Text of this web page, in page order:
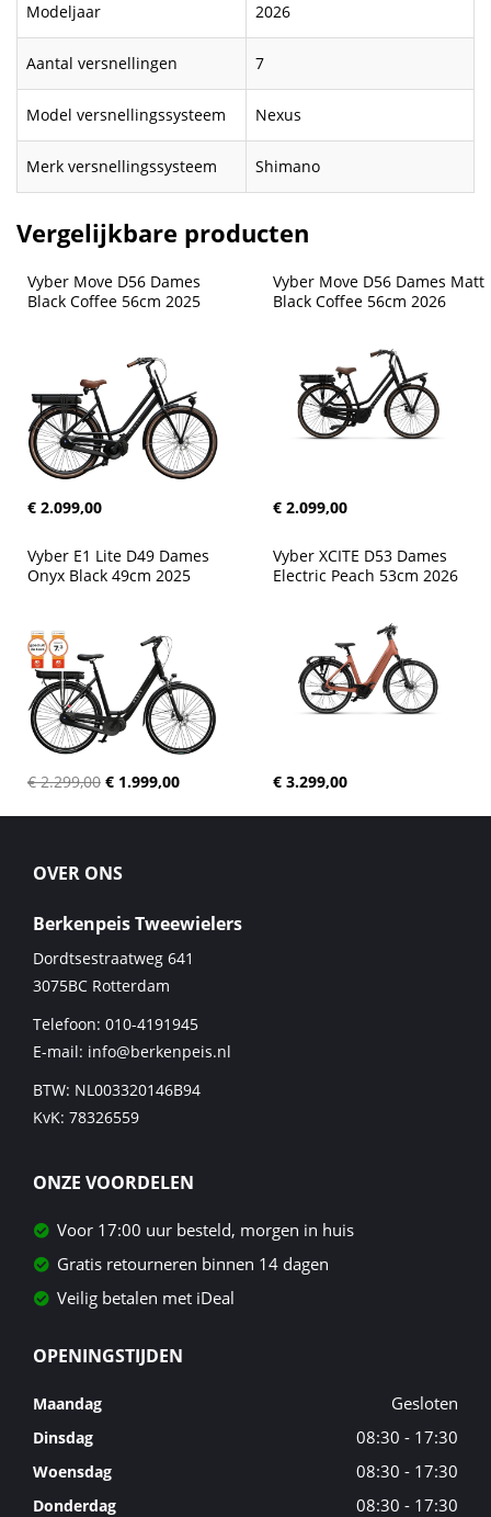
Modeljaar 2026
Aantal versnellingen 7
Model versnellingssysteem Nexus
Merk versnellingssysteem Shimano
Vergelijkbare producten
Vyber Move D56 Dames
Black Coffee 56cm 2025
€ 2.099,00
Vyber Move D56 Dames Matt
Black Coffee 56cm 2026
€ 2.099,00
Vyber E1 Lite D49 Dames
Onyx Black 49cm 2025
€ 2.299,00 € 1.999,00
Vyber XCITE D53 Dames
Electric Peach 53cm 2026
€ 3.299,00
OVER ONS
Berkenpeis Tweewielers
Dordtsestraatweg 641
3075BC Rotterdam
Telefoon: 010-4191945
E-mail: info@berkenpeis.nl
BTW: NL003320146B94
KvK: 78326559
ONZE VOORDELEN
Voor 17:00 uur besteld, morgen in huis
Gratis retourneren binnen 14 dagen
Veilig betalen met iDeal
OPENINGSTIJDEN
Maandag Gesloten
Dinsdag 08:30 - 17:30
Woensdag 08:30 - 17:30
Donderdag 08:30 - 17:30